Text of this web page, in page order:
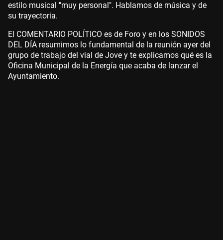
estilo musical "muy personal". Hablamos de música y de
su trayectoria.
El COMENTARIO POLÍTICO es de Foro y en los SONIDOS
DEL DÍA resumimos lo fundamental de la reunión ayer del
grupo de trabajo del vial de Jove y te explicamos qué es la
Oficina Municipal de la Energía que acaba de lanzar el
Ayuntamiento.